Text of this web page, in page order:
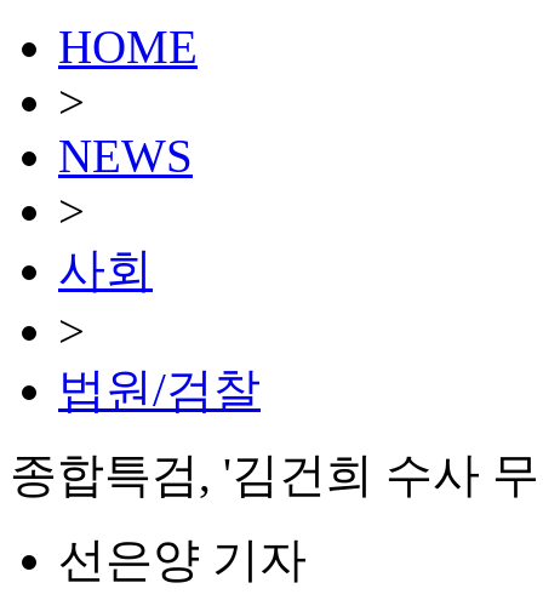
HOME
>
NEWS
>
사회
>
법원/검찰
종합특검, '김건희 수사
선은양 기자